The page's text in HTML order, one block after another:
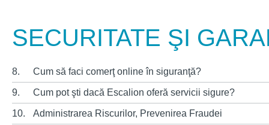
SECURITATE ŞI
8. Cum să faci comerţ online în siguranţă?
9. Cum pot şti dacă Escalion oferă servicii sigure?
10. Administrarea Riscurilor, Prevenirea Fraudei